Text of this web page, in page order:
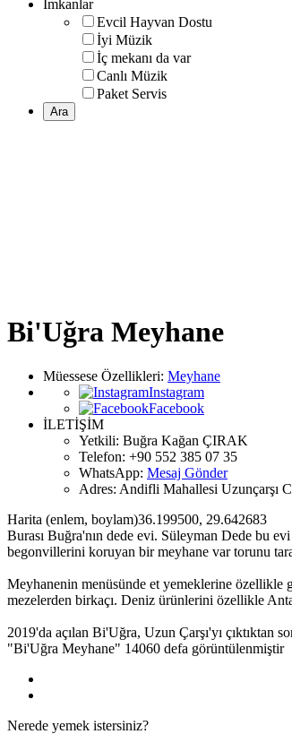
İmkanlar
Evcil Hayvan Dostu
İyi Müzik
İç mekanı da var
Canlı Müzik
Paket Servis
Bi'Uğra Meyhane
Müessese Özellikleri: Meyhane
Instagram
Facebook
İLETİŞİM
Yetkili: Buğra Kağan ÇIRAK
Telefon: +90 552 385 07 35
WhatsApp: Mesaj Gönder
Adres: Andifli Mahallesi Uzunçarşı
Harita (enlem, boylam)36.199500, 29.642683
Burası Buğra'nın dede evi. Süleyman Dede bu
begonvillerini koruyan bir meyhane var torunu
Meyhanenin menüsünde et yemeklerine özellikle
mezelerden birkaçı. Deniz ürünlerini özellikle
2019'da açılan Bi'Uğra, Uzun Çarşı'yı çıktıktan
"Bi'Uğra Meyhane" 14060 defa görüntülenmiştir
Nerede yemek istersiniz?